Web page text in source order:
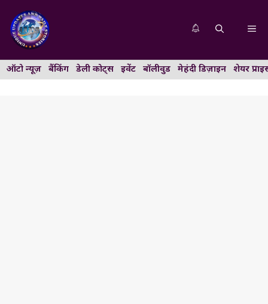
content
ऑटो न्यूज़ बैंकिंग डेली कोट्स इवेंट बॉलीवुड मेहंदी डिज़ाइन शेयर